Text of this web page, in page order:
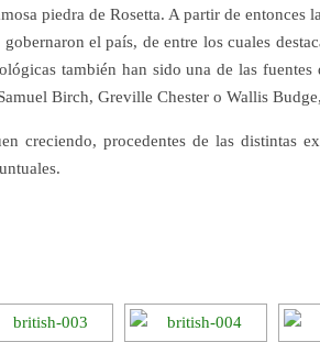
piedra de Rosetta. A partir de entonces
el país, de entre los cuales
también han sido una de las
Birch, Greville Chester o Wallis
creciendo, procedentes de las distintas